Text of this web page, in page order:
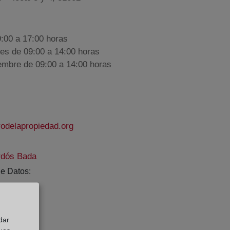
a 17:00 horas
de 09:00 a 14:00 horas
de 09:00 a 14:00 horas
Bada
Datos: